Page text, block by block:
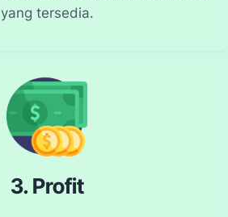
yang tersedia.
3. Profit